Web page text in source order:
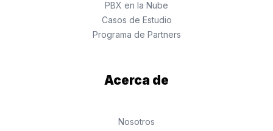
PBX en la Nube
Casos de Estudio
Programa de Partners
Acerca de
Nosotros